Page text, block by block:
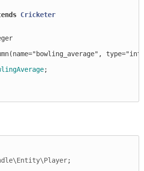
Cricketer
;
;